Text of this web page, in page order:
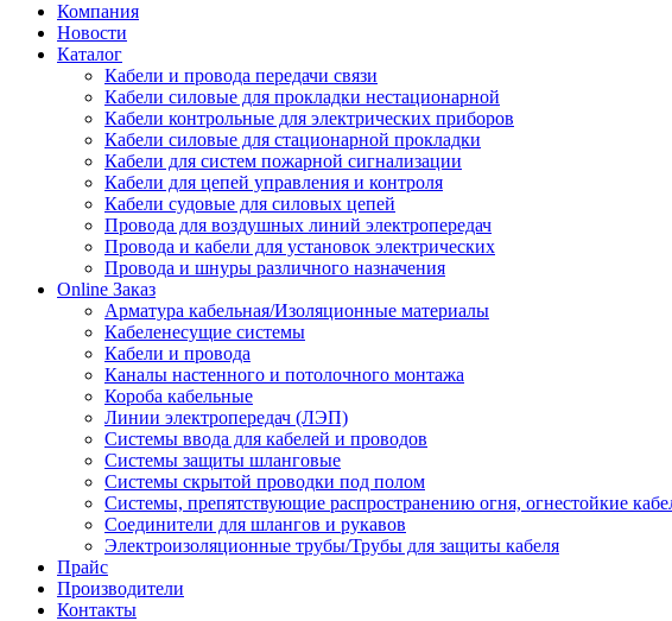
Компания
Новости
Каталог
Кабели и провода передачи связи
Кабели силовые для прокладки нестационарной
Кабели контрольные для электрических приборов
Кабели силовые для стационарной прокладки
Кабели для систем пожарной сигнализации
Кабели для цепей управления и контроля
Кабели судовые для силовых цепей
Провода для воздушных линий электропередач
Провода и кабели для установок электрических
Провода и шнуры различного назначения
Online Заказ
Арматура кабельная/Изоляционные материалы
Кабеленесущие системы
Кабели и провода
Каналы настенного и потолочного монтажа
Короба кабельные
Линии электропередач (ЛЭП)
Системы ввода для кабелей и проводов
Системы защиты шланговые
Системы скрытой проводки под полом
Системы, препятствующие распространению огня, огнестойкие
Соединители для шлангов и рукавов
Электроизоляционные трубы/Трубы для защиты кабеля
Прайс
Производители
Контакты